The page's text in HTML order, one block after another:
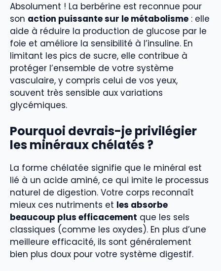
Absolument ! La berbérine est reconnue pour
son action puissante sur le métabolisme : elle
aide à réduire la production de glucose par le
foie et améliore la sensibilité à l’insuline. En
limitant les pics de sucre, elle contribue à
protéger l’ensemble de votre système
vasculaire, y compris celui de vos yeux,
souvent très sensible aux variations
glycémiques.
Pourquoi devrais-je privilégier
les minéraux chélatés ?
La forme chélatée signifie que le minéral est
lié à un acide aminé, ce qui imite le processus
naturel de digestion. Votre corps reconnaît
mieux ces nutriments et les absorbe
beaucoup plus efficacement que les sels
classiques (comme les oxydes). En plus d’une
meilleure efficacité, ils sont généralement
bien plus doux pour votre système digestif.